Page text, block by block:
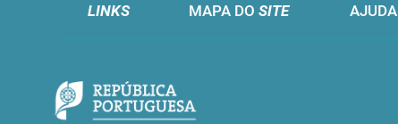
LINKS MAPA DO SITE AJUDA